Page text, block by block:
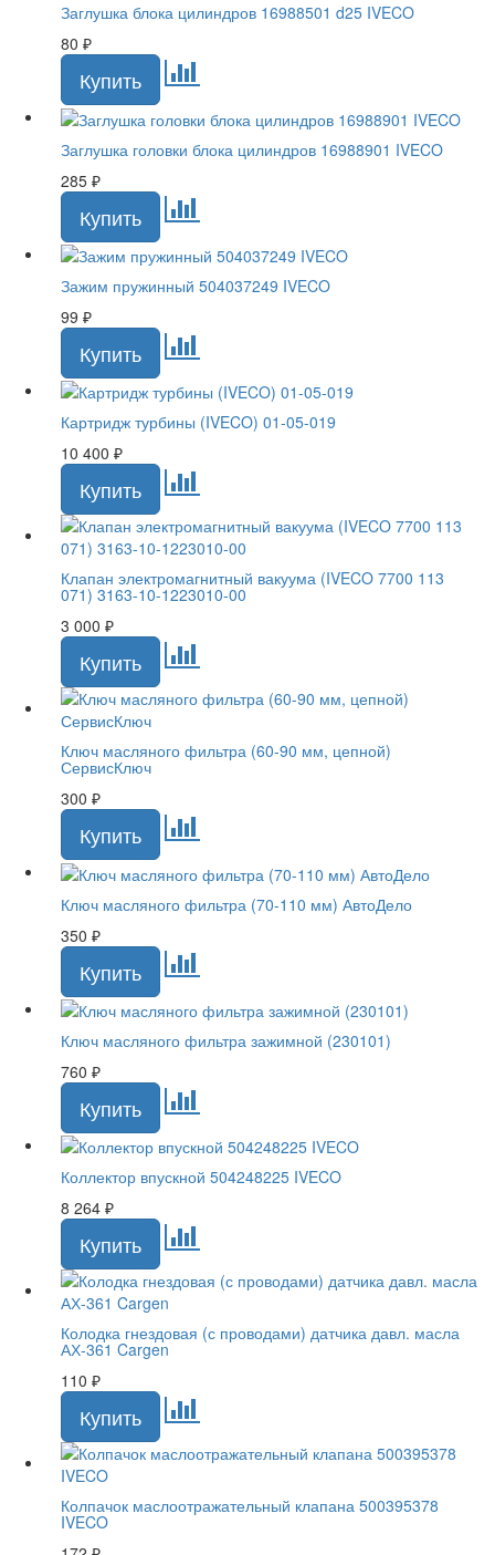
Заглушка блока цилиндров 16988501 d25 IVECO
80 ₽
Заглушка головки блока цилиндров 16988901 IVECO
285 ₽
Зажим пружинный 504037249 IVECO
99 ₽
Картридж турбины (IVECO) 01-05-019
10 400 ₽
Клапан электромагнитный вакуума (IVECO 7700 113
071) 3163-10-1223010-00
3 000 ₽
Ключ масляного фильтра (60-90 мм, цепной)
СервисКлюч
300 ₽
Ключ масляного фильтра (70-110 мм) АвтоДело
350 ₽
Ключ масляного фильтра зажимной (230101)
760 ₽
Коллектор впускной 504248225 IVECO
8 264 ₽
Колодка гнездовая (с проводами) датчика давл. масла
АХ-361 Cargen
110 ₽
Колпачок маслоотражательный клапана 500395378
IVECO